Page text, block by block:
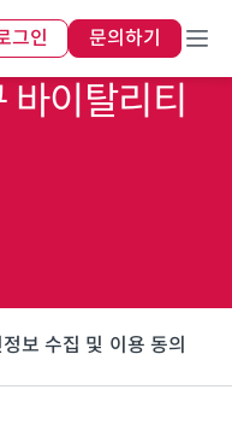
그인 문의하기
이탈리티
보 수집 및 이용 동의